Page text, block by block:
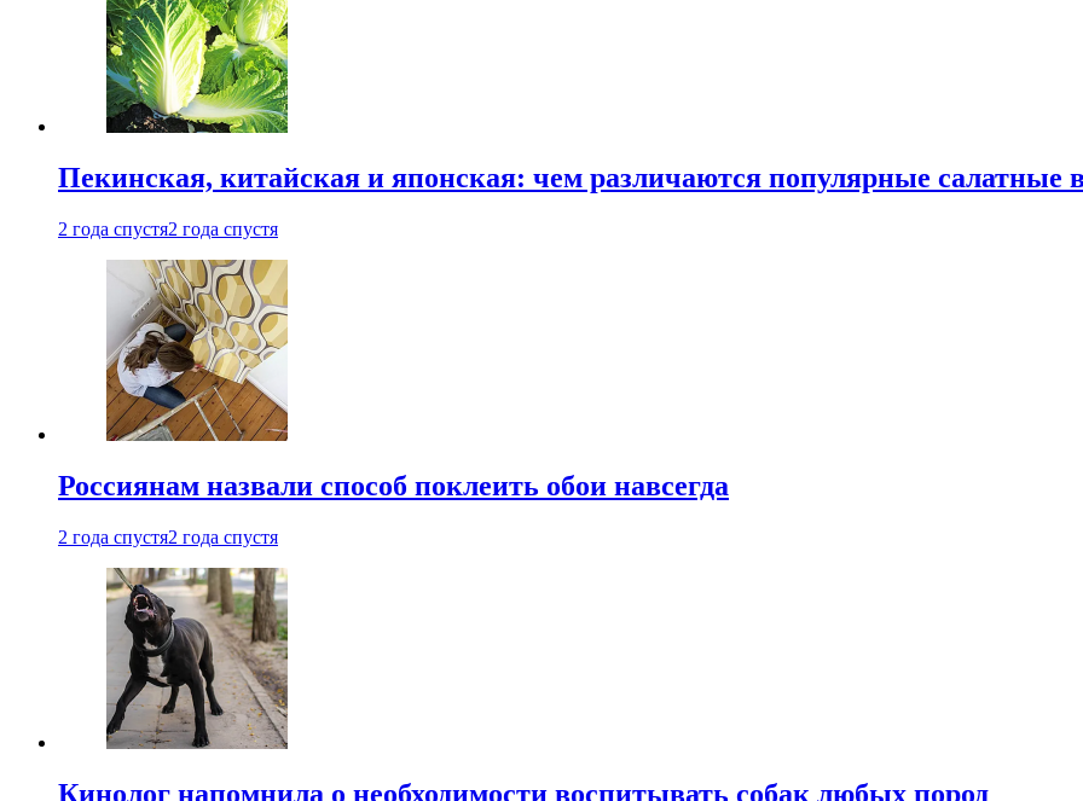
Пекинская, китайская и японская: чем различаются популярные салатные
2 года спустя2 года спустя
Россиянам назвали способ поклеить обои навсегда
2 года спустя2 года спустя
Кинолог напомнила о необходимости воспитывать собак любых пород